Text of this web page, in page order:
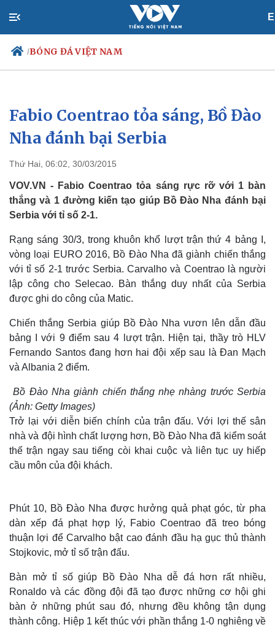
/BÓNG ĐÁ VIỆT NAM
Chính trị
Đảng
Tổ chức nhân sự
Nhận diện sự thật
Xã hội
Việc làm
Biển đảo
Fabio Coentrao tỏa sáng, Bồ Đào
Nha đánh bại Serbia
Thứ Hai, 06:02, 30/03/2015
VOV.VN - Fabio Coentrao tỏa sáng rực rỡ với 1 bàn
thắng và 1 đường kiến tạo giúp Bồ Đào Nha đánh bại
Serbia với tỉ số 2-1.
Rạng sáng 30/3, trong khuôn khổ lượt trận thứ 4 bảng I,
vòng loại EURO 2016, Bồ Đào Nha đã giành chiến thắng
với tỉ số 2-1 trước Serbia. Carvalho và Coentrao là người
lập công cho Selecao. Bàn thắng duy nhất của Serbia
được ghi do công của Matic.
Chiến thắng Serbia giúp Bồ Đào Nha vươn lên dẫn đầu
bảng I với 9 điểm sau 4 lượt trận. Hiện tại, thầy trò HLV
Fernando Santos đang hơn hai đội xếp sau là Đan Mạch
và Albania 2 điểm.
Bồ Đào Nha giành chiến thắng nhẹ nhàng trước Serbia
(Ảnh: Getty Images)
Trở lại với diễn biến chính của trận đấu. Với lợi thế sân
nhà và đội hình chất lượng hơn, Bồ Đào Nha đã kiểm soát
thế trận ngay sau tiếng còi khai cuộc và liên tục uy hiếp
cầu môn của đội khách.
Phút 10, Bồ Đào Nha được hưởng quả phạt góc, từ pha
dàn xếp đá phạt hợp lý, Fabio Coentrao đã treo bóng
thuận lợi để Carvalho bật cao đánh đầu hạ gục thủ thành
Stojkovic, mở tỉ số trận đấu.
Bàn mở tỉ số giúp Bồ Đào Nha dễ đá hơn rất nhiều,
Ronaldo và các đồng đội đã tạo được những cơ hội ghi
bàn ở những phút sau đó, nhưng đều không tận dụng
thành công. Hiệp 1 kết thúc với phần thắng 1-0 nghiêng về